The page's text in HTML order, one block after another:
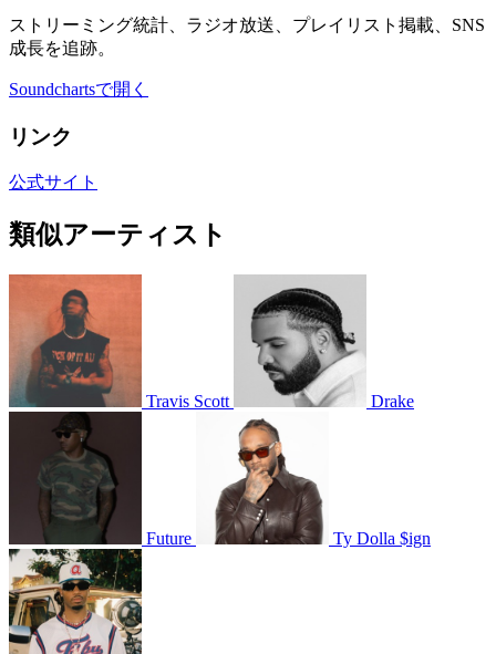
ストリーミング統計、ラジオ放送、プレイリスト掲載、SNS
成長を追跡。
Soundchartsで開く
リンク
公式サイト
類似アーティスト
Travis Scott Drake
Future Ty Dolla $ign